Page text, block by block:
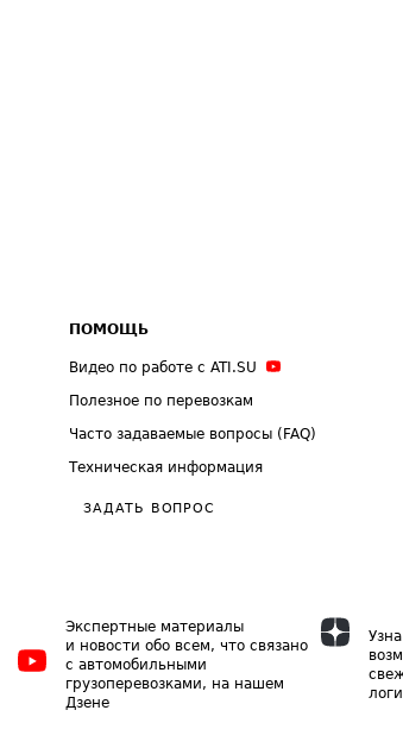
ПОМОЩЬ
Видео по работе с ATI.SU
Полезное по перевозкам
Часто задаваемые вопросы (FAQ)
Техническая информация
ЗАДАТЬ ВОПРОС
Экспертные материалы
и новости обо всем, что связано
с автомобильными
грузоперевозками, на нашем
Дзене